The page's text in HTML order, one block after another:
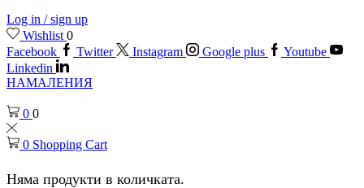
Log in / sign up
Wishlist 0
Facebook
Twitter Instagram Google plus
Youtube
Linkedin
НАМАЛЕНИЯ
0 0
0 Shopping Cart
Няма продукти в количката.